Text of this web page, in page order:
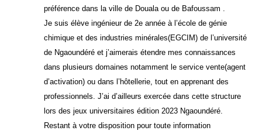
préférence dans la ville de Douala ou de Bafoussam .
Je suis élève ingénieur de 2e année à l’école de génie
chimique et des industries minérales(EGCIM) de l’université
de Ngaoundéré et j’aimerais étendre mes connaissances
dans plusieurs domaines notamment le service vente(agent
d’activation) ou dans l’hôtellerie, tout en apprenant des
professionnels. J’ai d’ailleurs exercée dans cette structure
lors des jeux universitaires édition 2023 Ngaoundéré.
Restant à votre disposition pour toute information